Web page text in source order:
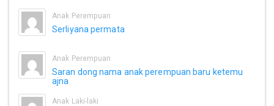
Anak Perempuan
Serliyana permata
Anak Perempuan
Saran dong nama anak perempuan baru ketemu
ajna
Anak Laki-laki